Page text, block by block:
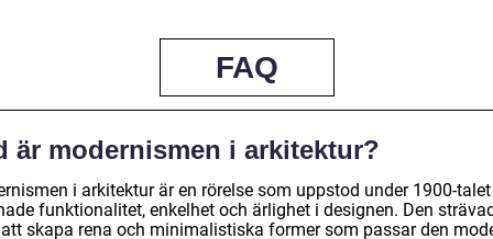
FAQ
är modernismen i arkitektur?
i arkitektur är en rörelse som uppstod under 1900-
funktionalitet, enkelhet och ärlighet i designen. Den
skapa rena och minimalistiska former som passar den